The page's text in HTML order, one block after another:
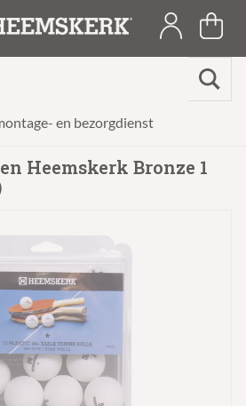
en bezorgdienst
Heemskerk Bronze 1